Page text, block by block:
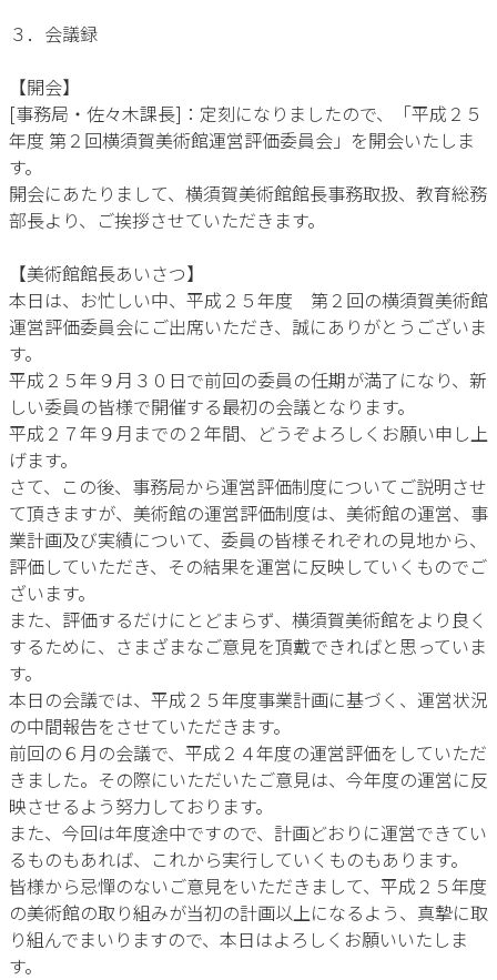
３．会議録
【開会】
[事務局・佐々木課長]：定刻になりましたので、「平成２５
年度 第２回横須賀美術館運営評価委員会」を開会いたしま
す。
開会にあたりまして、横須賀美術館館長事務取扱、教育総務
部長より、ご挨拶させていただきます。
【美術館館長あいさつ】
本日は、お忙しい中、平成２５年度 第２回の横須賀美術館
運営評価委員会にご出席いただき、誠にありがとうございま
す。
平成２５年９月３０日で前回の委員の任期が満了になり、新
しい委員の皆様で開催する最初の会議となります。
平成２７年９月までの２年間、どうぞよろしくお願い申し上
げます。
さて、この後、事務局から運営評価制度についてご説明させ
て頂きますが、美術館の運営評価制度は、美術館の運営、事
業計画及び実績について、委員の皆様それぞれの見地から、
評価していただき、その結果を運営に反映していくものでご
ざいます。
また、評価するだけにとどまらず、横須賀美術館をより良く
するために、さまざまなご意見を頂戴できればと思っていま
す。
本日の会議では、平成２５年度事業計画に基づく、運営状況
の中間報告をさせていただきます。
前回の６月の会議で、平成２４年度の運営評価をしていただ
きました。その際にいただいたご意見は、今年度の運営に反
映させるよう努力しております。
また、今回は年度途中ですので、計画どおりに運営できてい
るものもあれば、これから実行していくものもあります。
皆様から忌憚のないご意見をいただきまして、平成２５年度
の美術館の取り組みが当初の計画以上になるよう、真摯に取
り組んでまいりますので、本日はよろしくお願いいたしま
す。